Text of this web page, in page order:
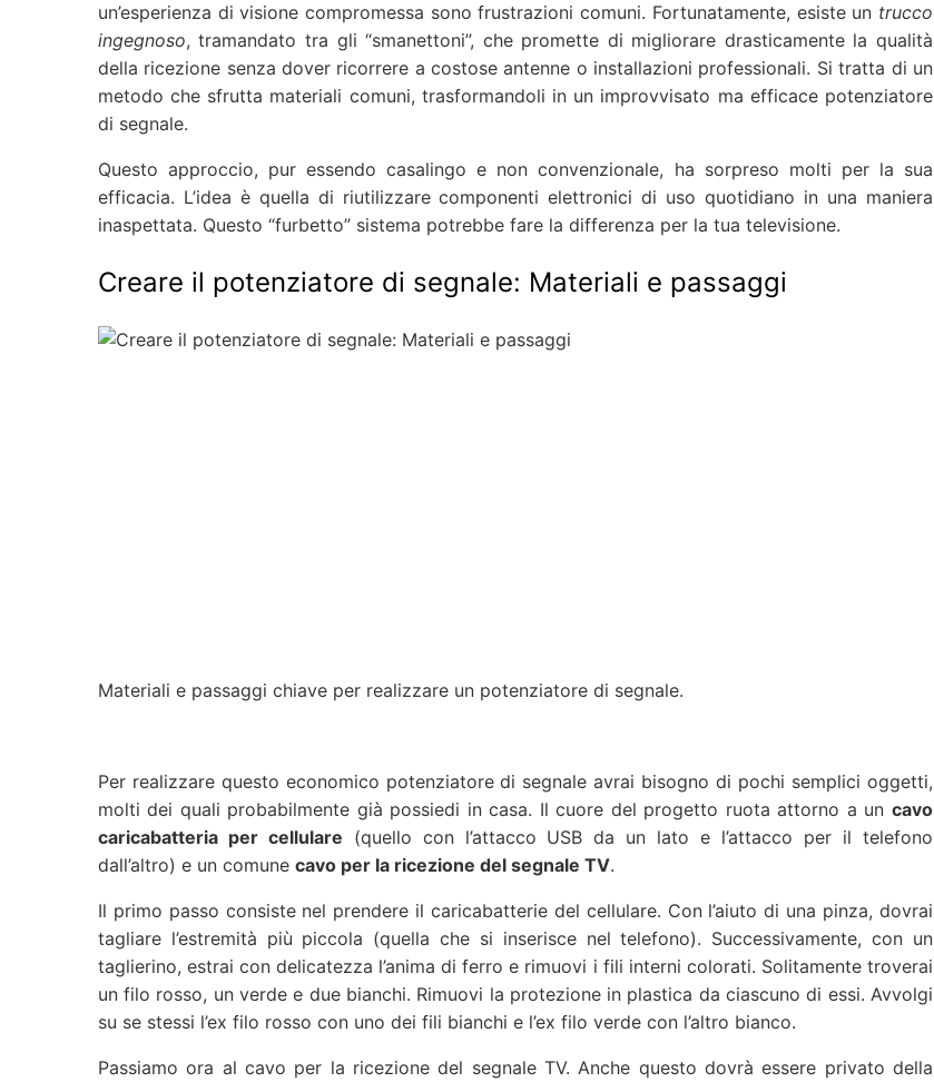
un’esperienza di visione compromessa sono frustrazioni comuni. Fortunatamente, esiste un trucco
ingegnoso, tramandato tra gli “smanettoni”, che promette di migliorare drasticamente la qualità
della ricezione senza dover ricorrere a costose antenne o installazioni professionali. Si tratta di un
metodo che sfrutta materiali comuni, trasformandoli in un improvvisato ma efficace potenziatore
di segnale.
Questo approccio, pur essendo casalingo e non convenzionale, ha sorpreso molti per la sua
efficacia. L’idea è quella di riutilizzare componenti elettronici di uso quotidiano in una maniera
inaspettata. Questo “furbetto” sistema potrebbe fare la differenza per la tua televisione.
Creare il potenziatore di segnale: Materiali e passaggi
Materiali e passaggi chiave per realizzare un potenziatore di segnale.
Per realizzare questo economico potenziatore di segnale avrai bisogno di pochi semplici oggetti,
molti dei quali probabilmente già possiedi in casa. Il cuore del progetto ruota attorno a un cavo
caricabatteria per cellulare (quello con l’attacco USB da un lato e l’attacco per il telefono
dall’altro) e un comune cavo per la ricezione del segnale TV.
Il primo passo consiste nel prendere il caricabatterie del cellulare. Con l’aiuto di una pinza, dovrai
tagliare l’estremità più piccola (quella che si inserisce nel telefono). Successivamente, con un
taglierino, estrai con delicatezza l’anima di ferro e rimuovi i fili interni colorati. Solitamente troverai
un filo rosso, un verde e due bianchi. Rimuovi la protezione in plastica da ciascuno di essi. Avvolgi
su se stessi l’ex filo rosso con uno dei fili bianchi e l’ex filo verde con l’altro bianco.
Passiamo ora al cavo per la ricezione del segnale TV. Anche questo dovrà essere privato della